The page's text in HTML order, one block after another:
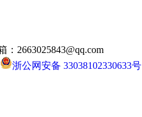
：2663025843@qq.com
浙公网安备 33038102330633号